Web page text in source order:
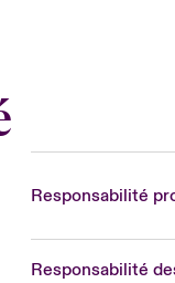
Responsabilité
Responsabilité